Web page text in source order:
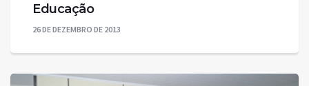
Educação
26 DE DEZEMBRO DE 2013